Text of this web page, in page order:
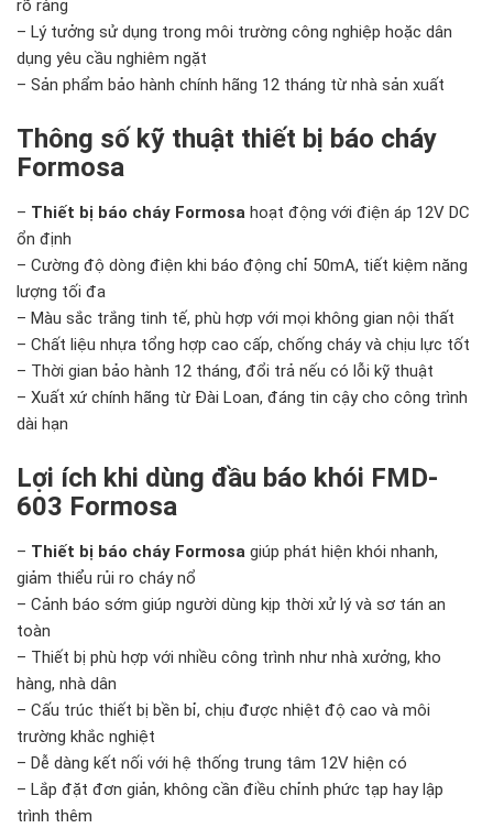
rõ ràng
– Lý tưởng sử dụng trong môi trường công nghiệp hoặc dân
dụng yêu cầu nghiêm ngặt
– Sản phẩm bảo hành chính hãng 12 tháng từ nhà sản xuất
Thông số kỹ thuật thiết bị báo cháy
Formosa
– Thiết bị báo cháy Formosa hoạt động với điện áp 12V DC
ổn định
– Cường độ dòng điện khi báo động chỉ 50mA, tiết kiệm năng
lượng tối đa
– Màu sắc trắng tinh tế, phù hợp với mọi không gian nội thất
– Chất liệu nhựa tổng hợp cao cấp, chống cháy và chịu lực tốt
– Thời gian bảo hành 12 tháng, đổi trả nếu có lỗi kỹ thuật
– Xuất xứ chính hãng từ Đài Loan, đáng tin cậy cho công trình
dài hạn
Lợi ích khi dùng đầu báo khói FMD-
603 Formosa
– Thiết bị báo cháy Formosa giúp phát hiện khói nhanh,
giảm thiểu rủi ro cháy nổ
– Cảnh báo sớm giúp người dùng kịp thời xử lý và sơ tán an
toàn
– Thiết bị phù hợp với nhiều công trình như nhà xưởng, kho
hàng, nhà dân
– Cấu trúc thiết bị bền bỉ, chịu được nhiệt độ cao và môi
trường khắc nghiệt
– Dễ dàng kết nối với hệ thống trung tâm 12V hiện có
– Lắp đặt đơn giản, không cần điều chỉnh phức tạp hay lập
trình thêm